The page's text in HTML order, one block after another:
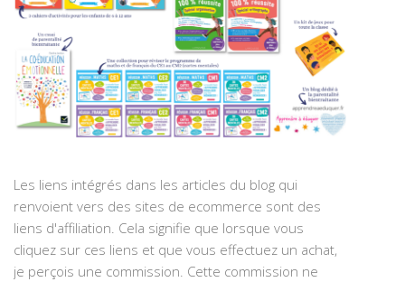
Les liens intégrés dans les articles du blog qui
renvoient vers des sites de ecommerce sont des
liens d'affiliation. Cela signifie que lorsque vous
cliquez sur ces liens et que vous effectuez un achat,
je perçois une commission. Cette commission ne